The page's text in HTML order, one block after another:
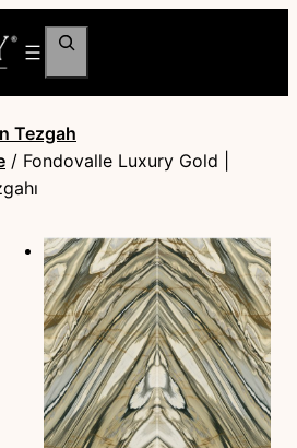
Ara
Tezgah
/ Fondovalle Luxury Gold |